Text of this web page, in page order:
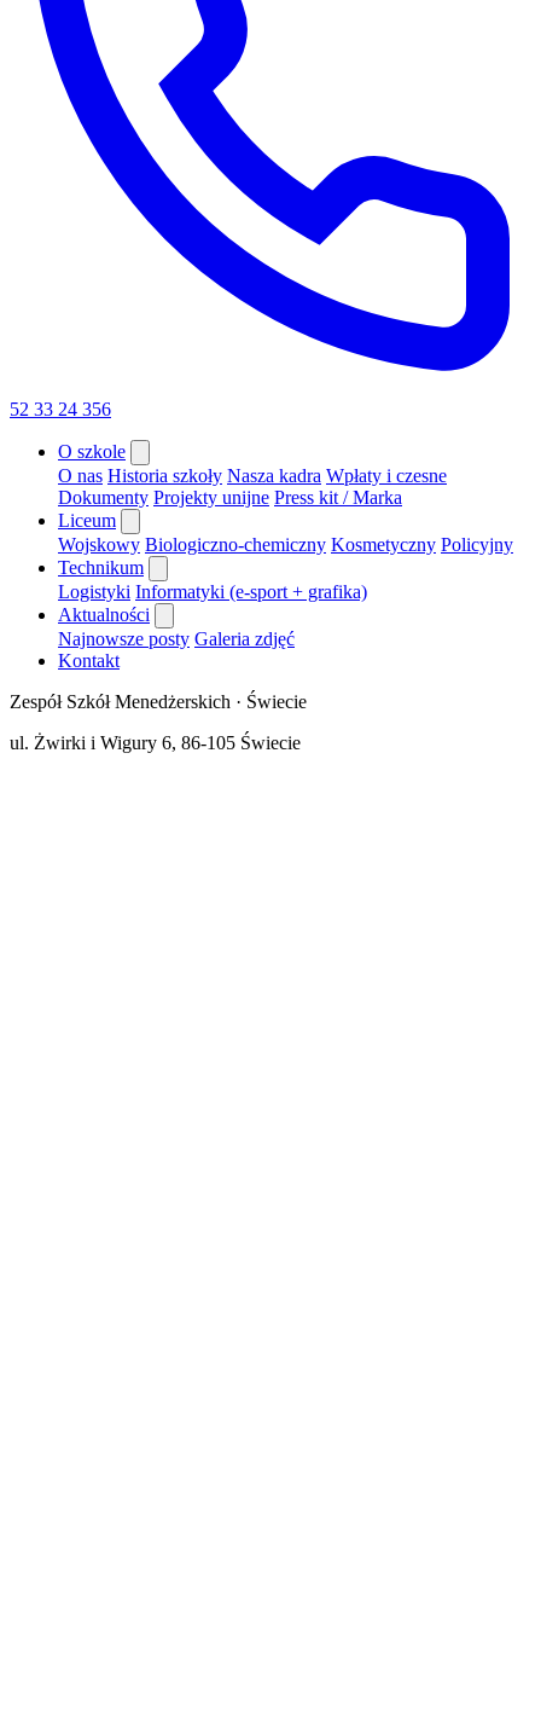
52 33 24 356
O szkole
O nas Historia szkoły Nasza kadra Wpłaty i czesne
Dokumenty Projekty unijne Press kit / Marka
Liceum
Wojskowy Biologiczno-chemiczny Kosmetyczny Policyjny
Technikum
Logistyki Informatyki (e-sport + grafika)
Aktualności
Najnowsze posty Galeria zdjęć
Kontakt
Zespół Szkół Menedżerskich · Świecie
ul. Żwirki i Wigury 6, 86-105 Świecie